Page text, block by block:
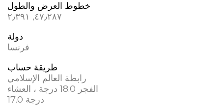
خطوط العرض والطول
٤٧٫٢٨٧, ؜٢٫٣٩١
دولة
فرنسا
طريقة حساب
رابطة العالم الإسلامي
الفجر 18.0 درجة ، العشاء
17.0 درجة